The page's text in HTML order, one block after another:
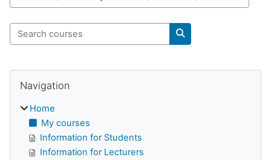
Search courses
Search courses
Navigation
Home
My courses
Information for Students
Information for Lecturers